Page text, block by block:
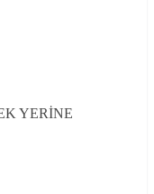
YERİNE